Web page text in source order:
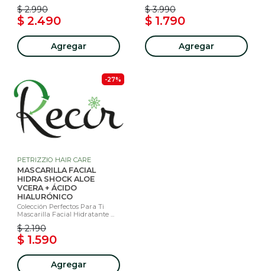
$ 2.990
$ 2.490
Agregar
$ 3.990
$ 1.790
Agregar
-27%
PETRIZZIO HAIR CARE
MASCARILLA FACIAL
HIDRA SHOCK ALOE
VCERA + ÁCIDO
HIALURÓNICO
Colección Perfectos Para Ti
Mascarilla Facial Hidratante ...
$ 2.190
$ 1.590
Agregar